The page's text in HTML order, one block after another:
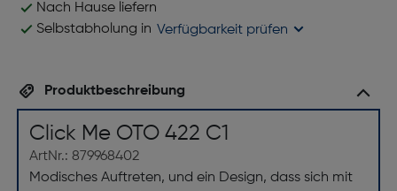
Nach Hause liefern
Selbstabholung in Verfügbarkeit prüfen
Produktbeschreibung
Click Me OTO 422 C1
ArtNr.: 879968402
Modisches Auftreten, und ein Design, dass sich mit